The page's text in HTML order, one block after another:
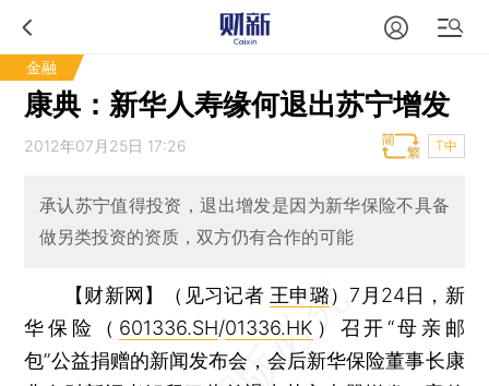
金融
康典：新华人寿缘何退出苏宁增发
2012年07月25日 17:26 T中
承认苏宁值得投资，退出增发是因为新华保险不具备
做另类投资的资质，双方仍有合作的可能
【财新网】（见习记者 王申璐） 7月24日，新
华保险（ 601336.SH/01336.HK ）召开“母亲邮
包”公益捐赠的新闻发布会，会后新华保险董事长康